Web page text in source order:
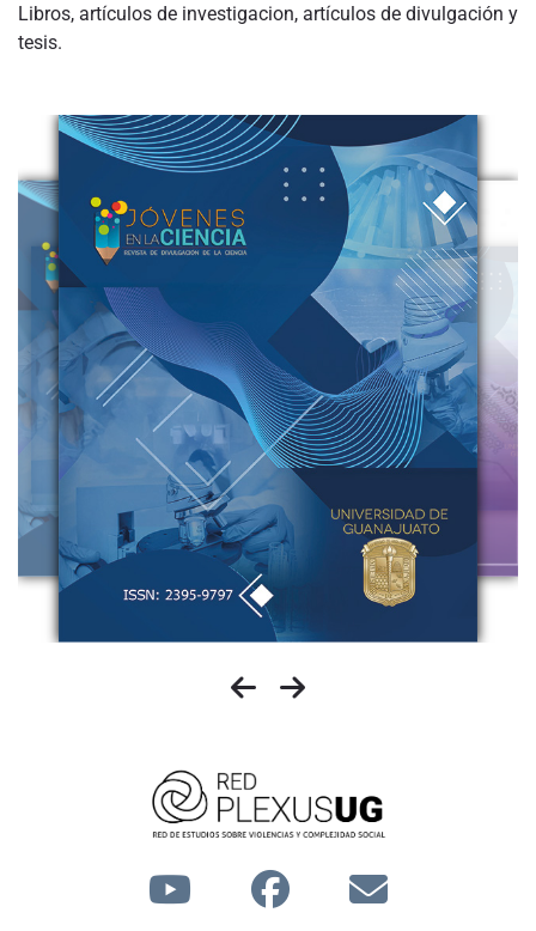
Libros, artículos de investigacion, artículos de divulgación y
tesis.